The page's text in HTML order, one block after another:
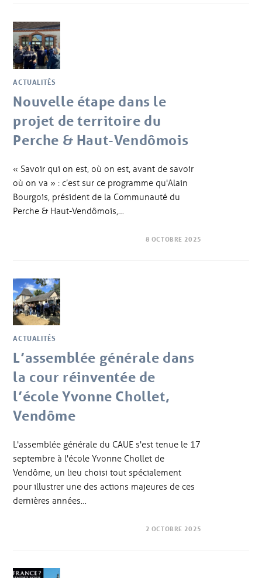
ACTUALITÉS
Nouvelle étape dans le
projet de territoire du
Perche & Haut-Vendômois
« Savoir qui on est, où on est, avant de savoir
où on va » : c’est sur ce programme qu'Alain
Bourgois, président de la Communauté du
Perche & Haut-Vendômois,…
8 OCTOBRE 2025
ACTUALITÉS
L’assemblée générale dans
la cour réinventée de
l’école Yvonne Chollet,
Vendôme
L'assemblée générale du CAUE s'est tenue le 17
septembre à l'école Yvonne Chollet de
Vendôme, un lieu choisi tout spécialement
pour illustrer une des actions majeures de ces
dernières années…
2 OCTOBRE 2025